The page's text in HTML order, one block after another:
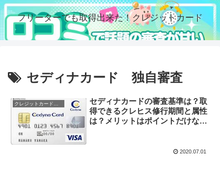
フリーターでも取得出来た！クレジットカード
セディナカード 独自審査
セディナカードの審査基準は？取
得できるクレヒス修行期間と属性
は？メリットはポイントだけな
2020.07.01